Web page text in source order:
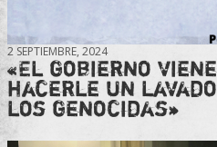
2 SEPTIEMBRE, 2024
«El gobierno
hacerle un lavado
los genocidas»